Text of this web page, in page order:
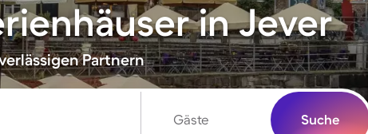
in Jever
Partnern
Gäste Suche